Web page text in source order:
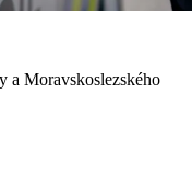
a Moravskoslezského